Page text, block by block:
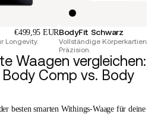
€499,95 EUR
Longevity.
BodyFit Schwarz
Vollständige Körperkartierung.
Präzision.
Waagen vergleichen:
Comp vs. Body
besten smarten Withings-Waage für deine